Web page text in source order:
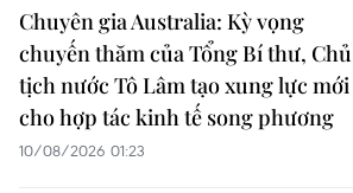
Chuyên gia Australia: Kỳ vọng
chuyến thăm của Tổng Bí thư, Chủ
tịch nước Tô Lâm tạo xung lực mới
cho hợp tác kinh tế song phương
10/08/2026 01:23